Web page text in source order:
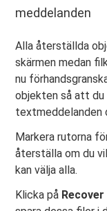
meddelanden
Alla återställda
skärmen medan
nu
objekten så att du
textmeddelanden
Markera rutorna
återställa om du
kan välja alla.
Klicka på Recover